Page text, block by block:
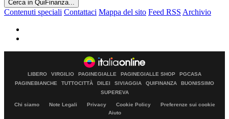
Cerca in QuiFinanza...
Contenuti speciali Contattaci Mappa del sito Feed RSS Archivio
LIBERO VIRGILIO PAGINEGIALLE PAGINEGIALLE SHOP
PGCASA
PAGINEBIANCHE
TUTTOCITTÀ DILEI SIVIAGGIA QUIFINANZA
BUONISSIMO
SUPEREVA
Chi siamo Note Legali Privacy Cookie Policy
Preferenze sui cookie
Aiuto